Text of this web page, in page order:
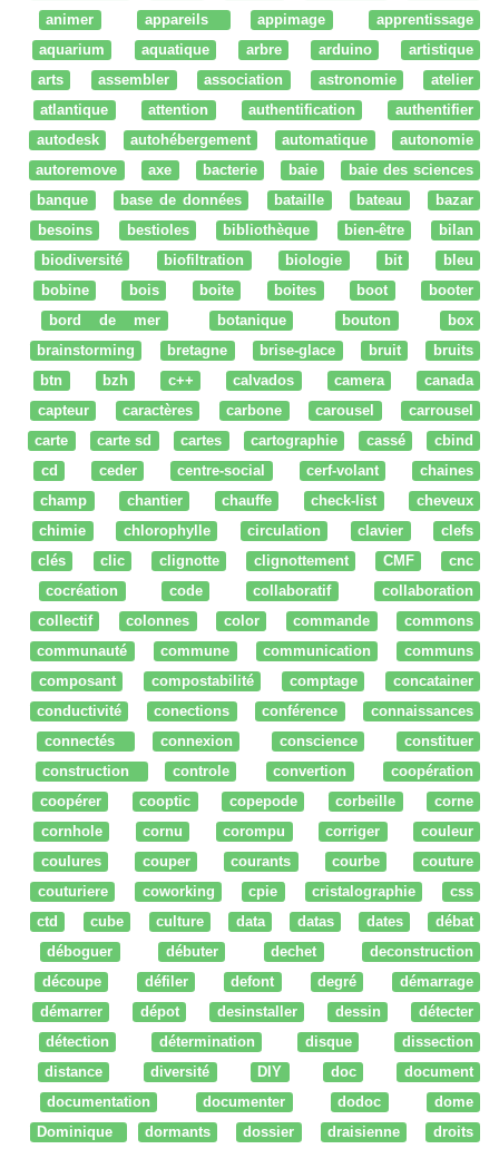
animer
appareils appimage
apprentissage
aquarium
aquatique arbre arduino
artistique
arts
assembler association astronomie
atelier
atlantique
attention authentification
authentifier
autodesk
autohébergement automatique
autonomie
autoremove
axe bacterie baie
baie des sciences
banque
base de données bataille bateau
bazar
besoins
bestioles bibliothèque bien-être
bilan
biodiversité
biofiltration biologie bit
bleu
bobine
bois boite boites boot
booter
bord de mer
botanique bouton
box
brainstorming
bretagne brise-glace bruit
bruits
btn
bzh c++ calvados camera
canada
capteur
caractères carbone carousel
carrousel
carte
carte sd cartes cartographie cassé
cbind
cd
ceder centre-social cerf-volant
chaines
champ
chantier chauffe check-list
cheveux
chimie
chlorophylle circulation clavier
clefs
clés
clic clignotte clignottement CMF
cnc
cocréation
code collaboratif
collaboration
collectif
colonnes color commande
commons
communauté
commune communication
communs
composant
compostabilité comptage
concatainer
conductivité
conections conférence
connaissances
connectés
connexion conscience
constituer
construction
controle convertion
coopération
coopérer
cooptic copepode corbeille
corne
cornhole
cornu corompu corriger
couleur
coulures
couper courants courbe
couture
couturiere
coworking cpie cristalographie
css
ctd
cube culture data datas dates
débat
déboguer
débuter dechet
deconstruction
découpe
défiler defont degré
démarrage
démarrer
dépot desinstaller dessin
détecter
détection
détermination disque
dissection
distance
diversité DIY doc
document
documentation
documenter dodoc
dome
Dominique
dormants dossier draisienne droits